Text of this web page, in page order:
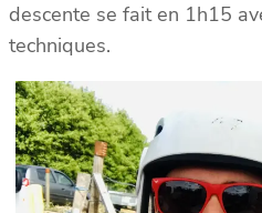
descente se fait en 1h15
techniques.